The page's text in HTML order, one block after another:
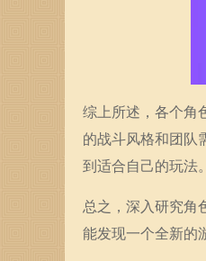
综上所述，各个角
的战斗风格和团队
到适合自己的玩法。
总之，深入研究角
能发现一个全新的